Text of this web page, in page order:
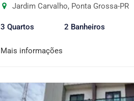
Jardim Carvalho, Ponta Grossa-PR
3 Quartos 2 Banheiros
Mais informações